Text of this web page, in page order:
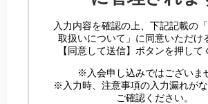
入力内容を確認の上、下記記載の
取扱いについて」に同意いただけ
【同意して送信】ボタンを押して
※入会申し込みではございま
※入力時、注意事項の入力漏れが
ご確認ください。